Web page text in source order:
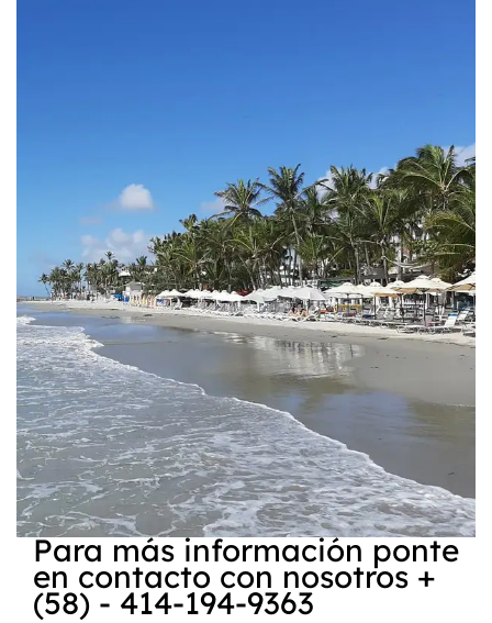
Para más información ponte
en contacto con nosotros +
(58) - 414-194-9363